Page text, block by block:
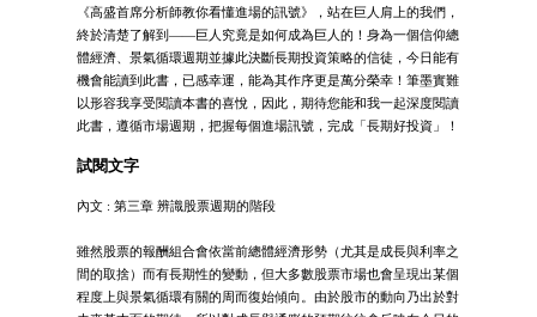
《高盛首席分析師教你看懂進場的訊號》，站在巨人肩上的我們，
終於清楚了解到——巨人究竟是如何成為巨人的！身為一個信仰總
體經濟、景氣循環週期並據此決斷長期投資策略的信徒，今日能有
機會能讀到此書，已感幸運，能為其作序更是萬分榮幸！筆墨實難
以形容我享受閱讀本書的喜悅，因此，期待您能和我一起深度閱讀
此書，遵循市場週期，把握每個進場訊號，完成「長期好投資」！
試閱文字
內文 : 第三章 辨識股票週期的階段
雖然股票的報酬組合會依當前總體經濟形勢（尤其是成長與利率之
間的取捨）而有長期性的變動，但大多數股票市場也會呈現出某個
程度上與景氣循環有關的周而復始傾向。由於股市的動向乃出於對